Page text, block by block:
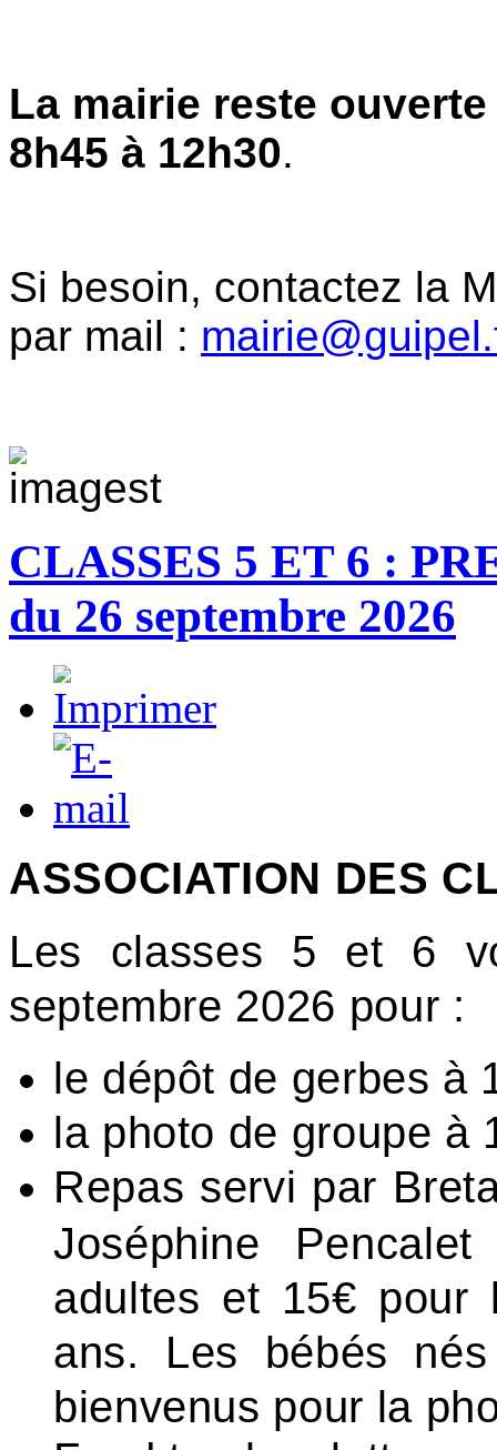
La mairie reste
8h45 à 12h30.
Si besoin, contactez la
par mail :
CLASSES 5 ET 6 :
du 26 septembre 2026
ASSOCIATION DES
Les classes 5 et 6
septembre 2026 pour :
le dépôt de gerbes à
la photo de groupe à
Repas servi par
Joséphine
adultes et 15€ pour
ans. Les bébés
bienvenus pour la